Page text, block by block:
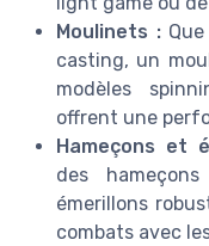
Moulinets :Que
casting, un
modèles
offrent une
Hameçons et
des
émerillons
combats avec